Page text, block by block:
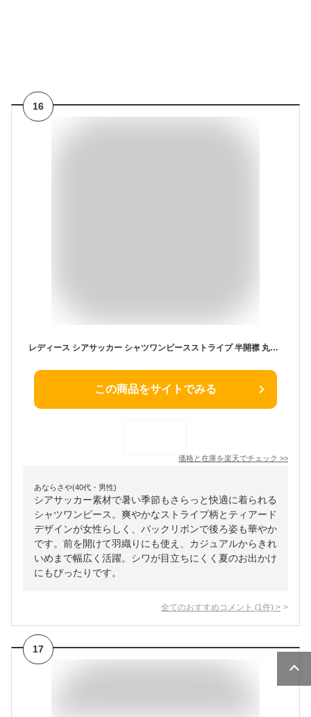
16
レディース シアサッカー シャツワンピースストライプ 半開襟 丸首 バックリボン ティアードワンピース ロング キャ
この商品をサイトでみる
価格と在庫を楽天でチェック >>
あならさや(40代・男性)
シアサッカー素材で暑い季節もさらっと快適に着られる
シャツワンピース。爽やかなストライプ柄とティアード
デザインが女性らしく、バックリボンで後ろ姿も華やか
です。前を開けて羽織りにも使え、カジュアルからきれ
いめまで幅広く活躍。シワが目立ちにくく夏のお出かけ
にもぴったりです。
全てのおすすめコメント (1 件) >
17